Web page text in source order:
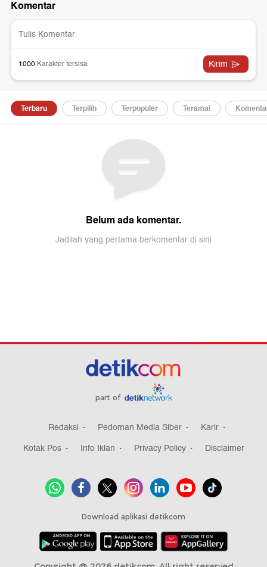
part of
Redaksi Pedoman Media Siber
Karir
Kotak Pos
Info Iklan Privacy Policy Disclaimer
Download aplikasi detikcom